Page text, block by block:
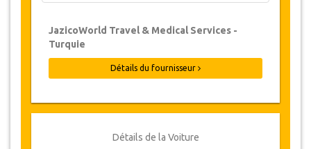
moins de 24 heures avant le transfert.
Dans de tels cas, les paiements sont non-
remboursables.
De temps en temps, JazicoWorld peut
ou un remboursement complet.
JazicoWorld Travel & Medical Services -
Turquie
Détails du fournisseur
Détails de la Voiture